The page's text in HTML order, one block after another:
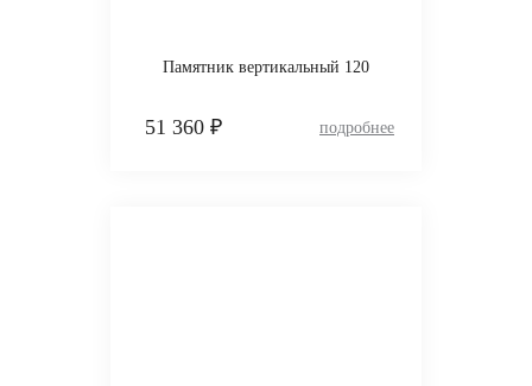
Памятник вертикальный 120
51 360 ₽